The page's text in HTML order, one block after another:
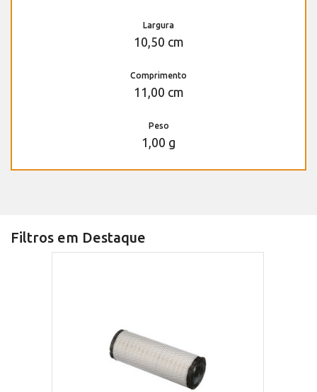
Largura
10,50 cm
Comprimento
11,00 cm
Peso
1,00 g
Filtros em Destaque